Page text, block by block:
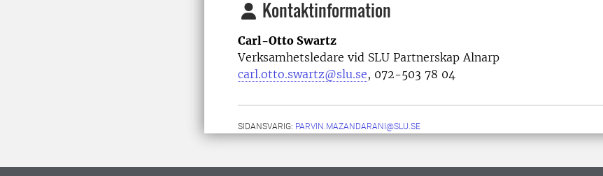
Kontaktinformation
Carl-Otto Swartz
Verksamhetsledare vid SLU Partnerskap Alnarp
carl.otto.swartz@slu.se, 072-503 78 04
SIDANSVARIG: PARVIN.MAZANDARANI@SLU.SE